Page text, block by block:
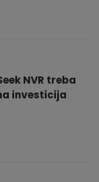
NVR treba
investicija